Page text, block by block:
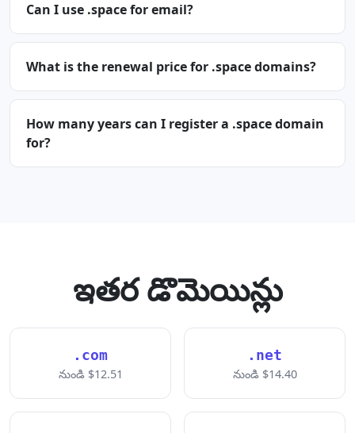
Can I use .space for email?
What is the renewal price for .space domains?
How many years can I register a .space domain
for?
ఇతర డొమెయిన్లు
.com
నుండి $12.51
.net
నుండి $14.40